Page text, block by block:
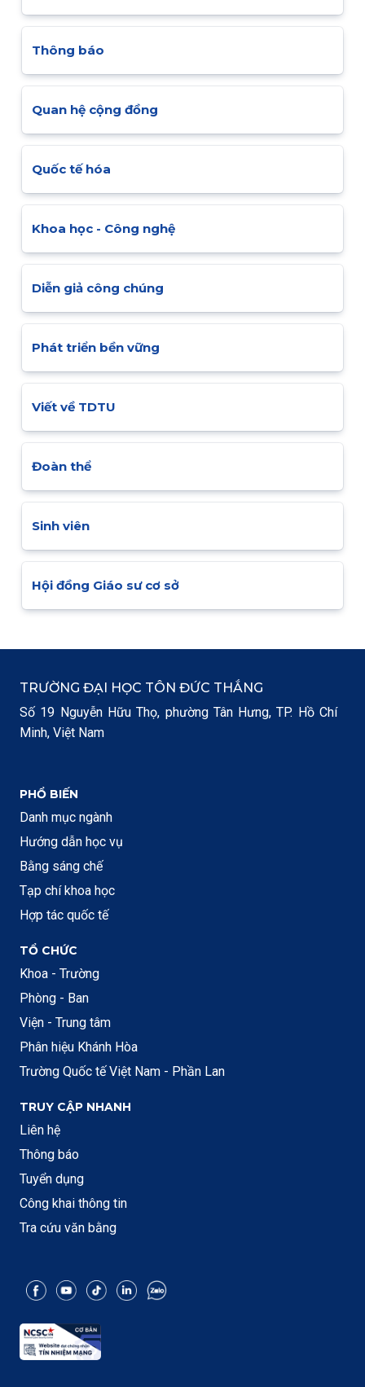
Thông báo
Quan hệ cộng đồng
Quốc tế hóa
Khoa học - Công nghệ
Diễn giả công chúng
Phát triển bền vững
Viết về TDTU
Đoàn thể
Sinh viên
Hội đồng Giáo sư cơ sở
TRƯỜNG ĐẠI HỌC TÔN ĐỨC THẮNG
Số 19 Nguyễn Hữu Thọ, phường Tân Hưng, TP. Hồ Chí
Minh, Việt Nam
PHỔ BIẾN
Danh mục ngành
Hướng dẫn học vụ
Bằng sáng chế
Tạp chí khoa học
Hợp tác quốc tế
TỔ CHỨC
Khoa - Trường
Phòng - Ban
Viện - Trung tâm
Phân hiệu Khánh Hòa
Trường Quốc tế Việt Nam - Phần Lan
TRUY CẬP NHANH
Liên hệ
Thông báo
Tuyển dụng
Công khai thông tin
Tra cứu văn bằng